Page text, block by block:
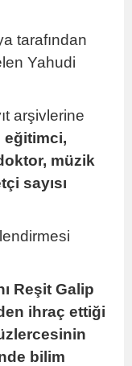
tarafından
Yahudi
arşivlerine
eğitimci,
müzik
sayısı
Reşit Galip
ihraç ettiği
bilim